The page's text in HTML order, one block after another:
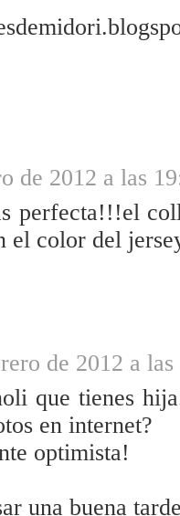
de 2012 a las
perfecta!!!el
el color del
de 2012 a
que tienes
en internet?
optimista!
una buena